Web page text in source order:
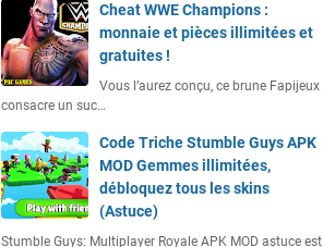
Cheat WWE Champions :
monnaie et pièces illimitées et
gratuites !
Vous l’aurez conçu, ce brune Fapijeux
consacre un suc…
Code Triche Stumble Guys APK
MOD Gemmes illimitées,
débloquez tous les skins
(Astuce)
Stumble Guys: Multiplayer Royale APK MOD astuce est